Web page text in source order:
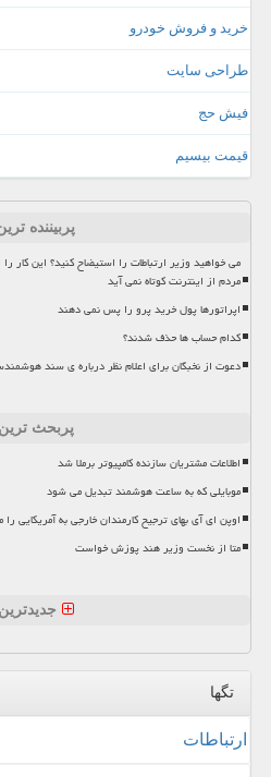
خرید و فروش خودرو
طراحی سایت
فیش حج
قیمت بیسیم
پربیننده
می خواهید وزیر ارتباطات را استیضاح کنید؟ این کار
مردم از اینترنت کوتاه نمی آید
اپراتورها پول خرید پرو را پس نمی دهند
کدام حساب ها حذف شدند؟
دعوت از نخبگان برای اعلام نظر درباره ی سند
پربحث
اطلاعات مشتریان سازنده کامپیوتر برملا شد
موبایلی که به ساعت هوشمند تبدیل می شود
اوپن ای آی بهای ترجیح کارمندان خارجی به آمریکایی
متا از نخست وزیر هند پوزش خواست
تگها
ارتباطات